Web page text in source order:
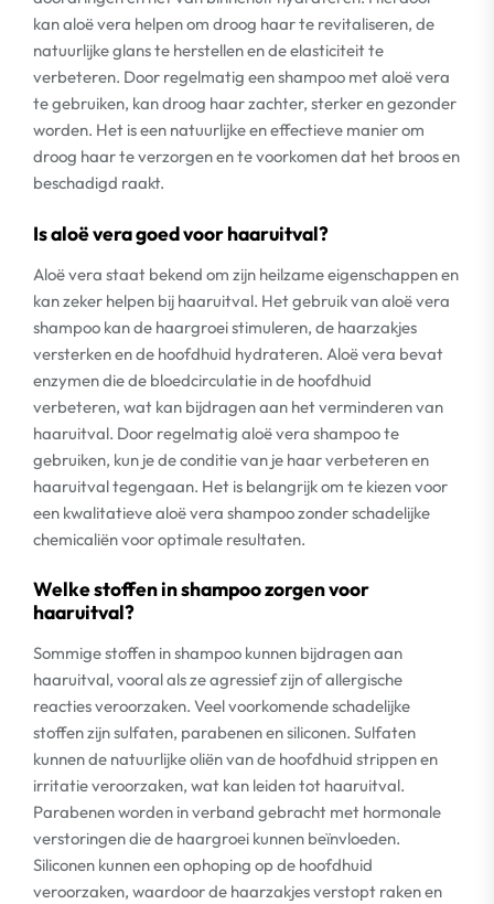
kan aloë vera helpen om droog haar te revitaliseren, de
natuurlijke glans te herstellen en de elasticiteit te
verbeteren. Door regelmatig een shampoo met aloë vera
te gebruiken, kan droog haar zachter, sterker en gezonder
worden. Het is een natuurlijke en effectieve manier om
droog haar te verzorgen en te voorkomen dat het broos en
beschadigd raakt.
Is aloë vera goed voor haaruitval?
Aloë vera staat bekend om zijn heilzame eigenschappen en
kan zeker helpen bij haaruitval. Het gebruik van aloë vera
shampoo kan de haargroei stimuleren, de haarzakjes
versterken en de hoofdhuid hydrateren. Aloë vera bevat
enzymen die de bloedcirculatie in de hoofdhuid
verbeteren, wat kan bijdragen aan het verminderen van
haaruitval. Door regelmatig aloë vera shampoo te
gebruiken, kun je de conditie van je haar verbeteren en
haaruitval tegengaan. Het is belangrijk om te kiezen voor
een kwalitatieve aloë vera shampoo zonder schadelijke
chemicaliën voor optimale resultaten.
Welke stoffen in shampoo zorgen voor
haaruitval?
Sommige stoffen in shampoo kunnen bijdragen aan
haaruitval, vooral als ze agressief zijn of allergische
reacties veroorzaken. Veel voorkomende schadelijke
stoffen zijn sulfaten, parabenen en siliconen. Sulfaten
kunnen de natuurlijke oliën van de hoofdhuid strippen en
irritatie veroorzaken, wat kan leiden tot haaruitval.
Parabenen worden in verband gebracht met hormonale
verstoringen die de haargroei kunnen beïnvloeden.
Siliconen kunnen een ophoping op de hoofdhuid
veroorzaken, waardoor de haarzakjes verstopt raken en